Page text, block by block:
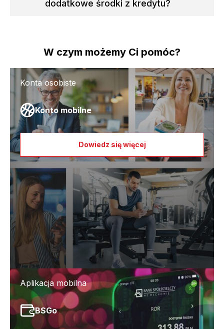
dodatkowe środki z kredytu?
W czym możemy Ci pomóc?
Konta osobiste
Konto mobilne
Dowiedz się więcej
Aplikacja mobilna
BSGo